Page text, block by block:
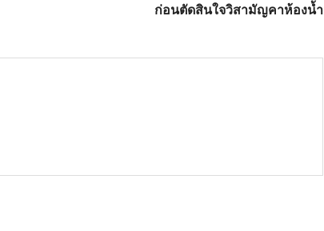
ก่อนตัดสินใจวิสามัญคาห้องน้ำ